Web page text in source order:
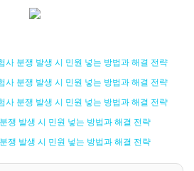
사 분쟁 발생 시 민원 넣는 방법과 해결 전략
사 분쟁 발생 시 민원 넣는 방법과 해결 전략
사 분쟁 발생 시 민원 넣는 방법과 해결 전략
쟁 발생 시 민원 넣는 방법과 해결 전략
쟁 발생 시 민원 넣는 방법과 해결 전략